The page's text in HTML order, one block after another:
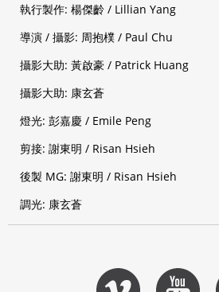
執行製作: 楊傑齡 / Lillian Yang
導演 / 攝影: 周抱樸 / Paul Chu
攝影大助: 黃啟豪 / Patrick Huang
攝影大助: 康玄蒼
燈光: 彭嘉慶 / Emile Peng
剪接: 謝東明 / Risan Hsieh
後製 MG: 謝東明 / Risan Hsieh
調光: 康玄蒼